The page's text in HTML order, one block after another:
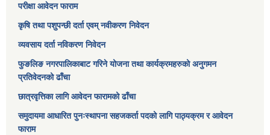
परीक्षा आवेदन फाराम
कृषि तथा पशुपन्छी दर्ता एवम् नवीकरण निवेदन
व्यवसाय दर्ता नविकरण निवेदन
फुङलिङ नगरपालिकाबाट गरिने योजना तथा कार्यक्रमहरुको अनुगमन
प्रतिवेदनको ढाँचा
छात्रवृत्तिका लागि आवेदन फारामको ढाँचा
समुदायमा आधारित पुनःस्थापना सहजकर्ता पदको लागि पाठ्यक्रम र आवेदन
फाराम